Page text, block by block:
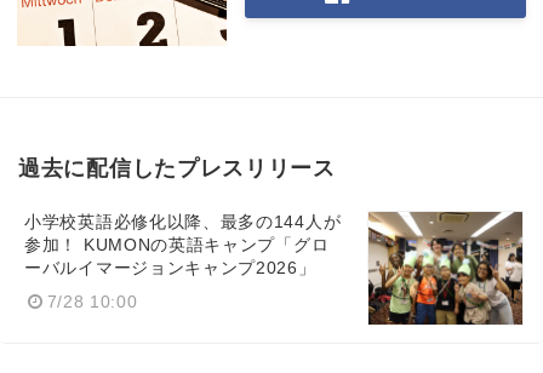
過去に配信したプレスリリース
小学校英語必修化以降、最多の144人が
参加！ KUMONの英語キャンプ「グロ
ーバルイマージョンキャンプ2026」
7/28 10:00